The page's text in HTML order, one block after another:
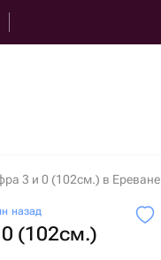
3 и 0 (102см.) в Ереване
назад
(102см.)